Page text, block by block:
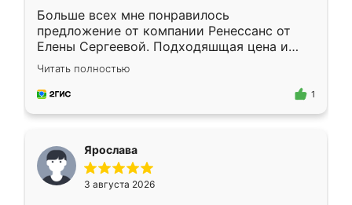
Больше всех мне понравилось
предложение от компании Ренессанс от
Елены Сергеевой. Подходяшщая цена и
короткие сроки изготовления. Приехавший
для замера сотрудник Владислав
предложил по моему эскизу самый
Читать полностью
1
Ярослава
3 августа 2026